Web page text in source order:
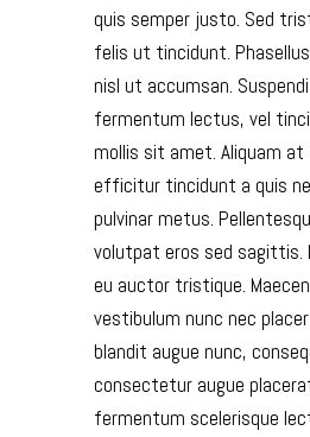
quis semper justo. Sed
felis ut tincidunt.
nisl ut accumsan.
fermentum lectus, vel
mollis sit amet. Aliquam
efficitur tincidunt a quis
pulvinar metus.
volutpat eros sed sagittis.
eu auctor tristique.
vestibulum nunc nec
blandit augue nunc,
consectetur augue
fermentum scelerisque